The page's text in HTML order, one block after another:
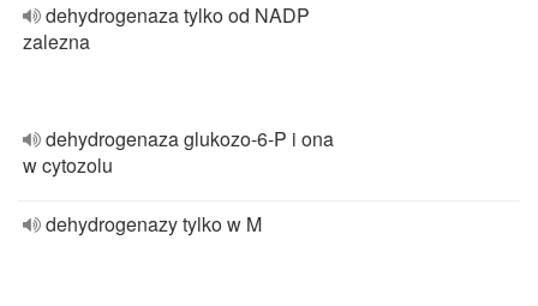
dehydrogenaza tylko od NADP
zalezna
dehydrogenaza glukozo-6-P i ona
w cytozolu
dehydrogenazy tylko w M